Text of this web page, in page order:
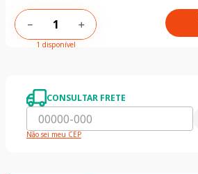
＋
－
1 disponível
CONSULTAR FRETE
Não sei meu CEP